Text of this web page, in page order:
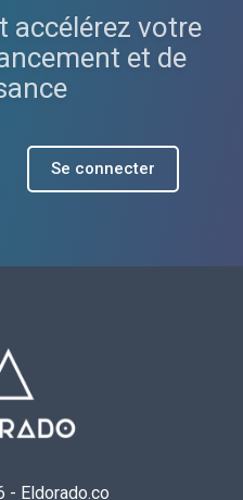
accélérez votre
et de
Se connecter
- Eldorado.co